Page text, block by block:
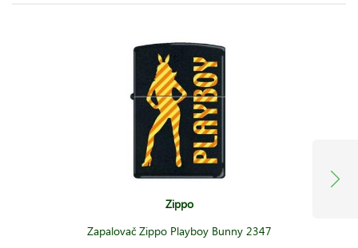
Zippo
Zapalovač Zippo Playboy Bunny 2347